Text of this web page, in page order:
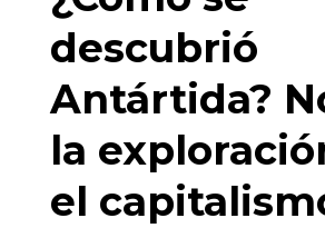
descubrió
Antártida?
la
el